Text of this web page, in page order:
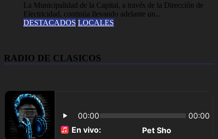
La Municipalidad de la Capital, a través de la Dirección de
Electricidad, continúa llevando adelante un...
DESTACADOS LOCALES
RADIO DE CLASICOS